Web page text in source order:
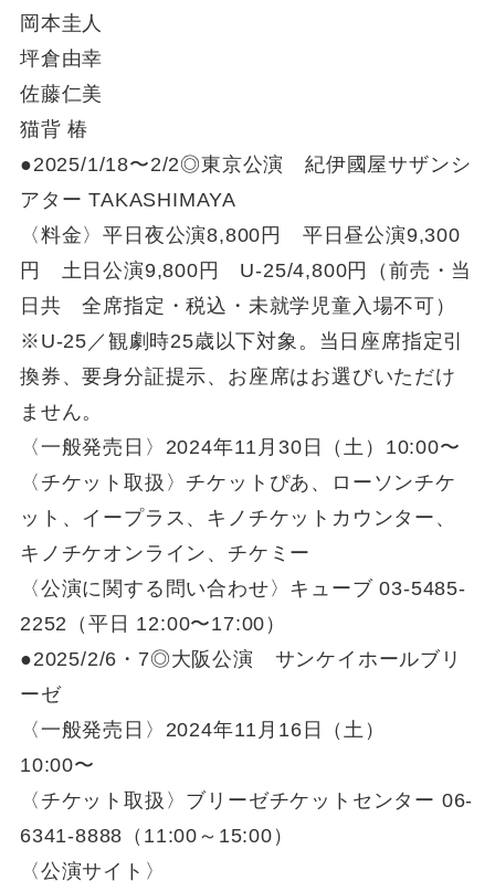
岡本圭人
坪倉由幸
佐藤仁美
猫背 椿
●2025/1/18〜2/2◎東京公演 紀伊國屋サザンシ
アター TAKASHIMAYA
〈料金〉平日夜公演8,800円 平日昼公演9,300
円 土日公演9,800円 U-25/4,800円（前売・当
日共 全席指定・税込・未就学児童入場不可）
※U-25／観劇時25歳以下対象。当日座席指定引
換券、要身分証提示、お座席はお選びいただけ
ません。
〈一般発売日〉2024年11月30日（土）10:00〜
〈チケット取扱〉チケットぴあ、ローソンチケ
ット、イープラス、キノチケットカウンター、
キノチケオンライン、チケミー
〈公演に関する問い合わせ〉キューブ 03-5485-
2252（平日 12:00〜17:00）
●2025/2/6・7◎大阪公演 サンケイホールブリ
ーゼ
〈一般発売日〉2024年11月16日（土）
10:00〜
〈チケット取扱〉ブリーゼチケットセンター 06-
6341-8888（11:00～15:00）
〈公演サイト〉